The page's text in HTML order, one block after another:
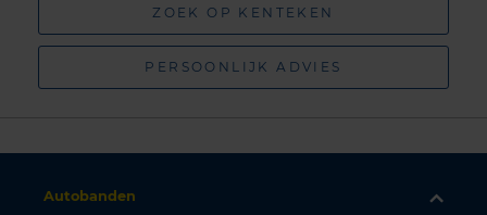
ZOEK OP KENTEKEN
PERSOONLIJK ADVIES
Autobanden